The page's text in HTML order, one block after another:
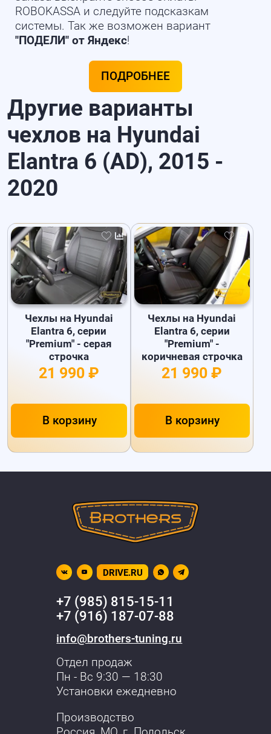
ROBOKASSA и следуйте подсказкам
системы. Так же возможен вариант
"ПОДЕЛИ" от Яндекс!
ПОДРОБНЕЕ
Другие варианты
чехлов на Hyundai
Elantra 6 (AD), 2015 -
2020
Чехлы на Hyundai
Elantra 6, серии
"Premium" - серая
строчка
21 990 ₽
В корзину
Чехлы на Hyundai
Elantra 6, серии
"Premium" -
коричневая строчка
21 990 ₽
В корзину
DRIVE.RU
+7 (985) 815-15-11
+7 (916) 187-07-88
info@brothers-tuning.ru
Отдел продаж
Пн - Вс 9:30 — 18:30
Установки ежедневно
Производство